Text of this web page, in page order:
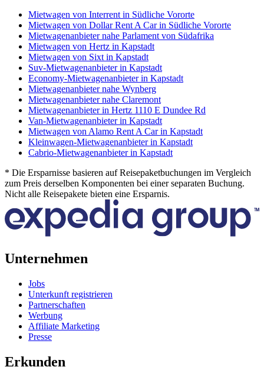
Mietwagen von Interrent in Südliche Vororte
Mietwagen von Dollar Rent A Car in Südliche Vororte
Mietwagenanbieter nahe Parlament von Südafrika
Mietwagen von Hertz in Kapstadt
Mietwagen von Sixt in Kapstadt
Suv-Mietwagenanbieter in Kapstadt
Economy-Mietwagenanbieter in Kapstadt
Mietwagenanbieter nahe Wynberg
Mietwagenanbieter nahe Claremont
Mietwagenanbieter in Hertz 1110 E Dundee Rd
Van-Mietwagenanbieter in Kapstadt
Mietwagen von Alamo Rent A Car in Kapstadt
Kleinwagen-Mietwagenanbieter in Kapstadt
Cabrio-Mietwagenanbieter in Kapstadt
* Die Ersparnisse basieren auf Reisepaketbuchungen im Vergleich
zum Preis derselben Komponenten bei einer separaten Buchung.
Nicht alle Reisepakete bieten eine Ersparnis.
Unternehmen
Jobs
Unterkunft registrieren
Partnerschaften
Werbung
Affiliate Marketing
Presse
Erkunden